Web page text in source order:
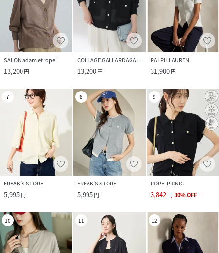
SALON adam et rope'
13,200円
COLLAGE GALLARDAGALANTE
13,200円
RALPH LAUREN
31,900円
7
FREAK’S STORE
5,995円
8
FREAK’S STORE
5,995円
9
ROPE' PICNIC
3,842円 30%OFF
10 11 12